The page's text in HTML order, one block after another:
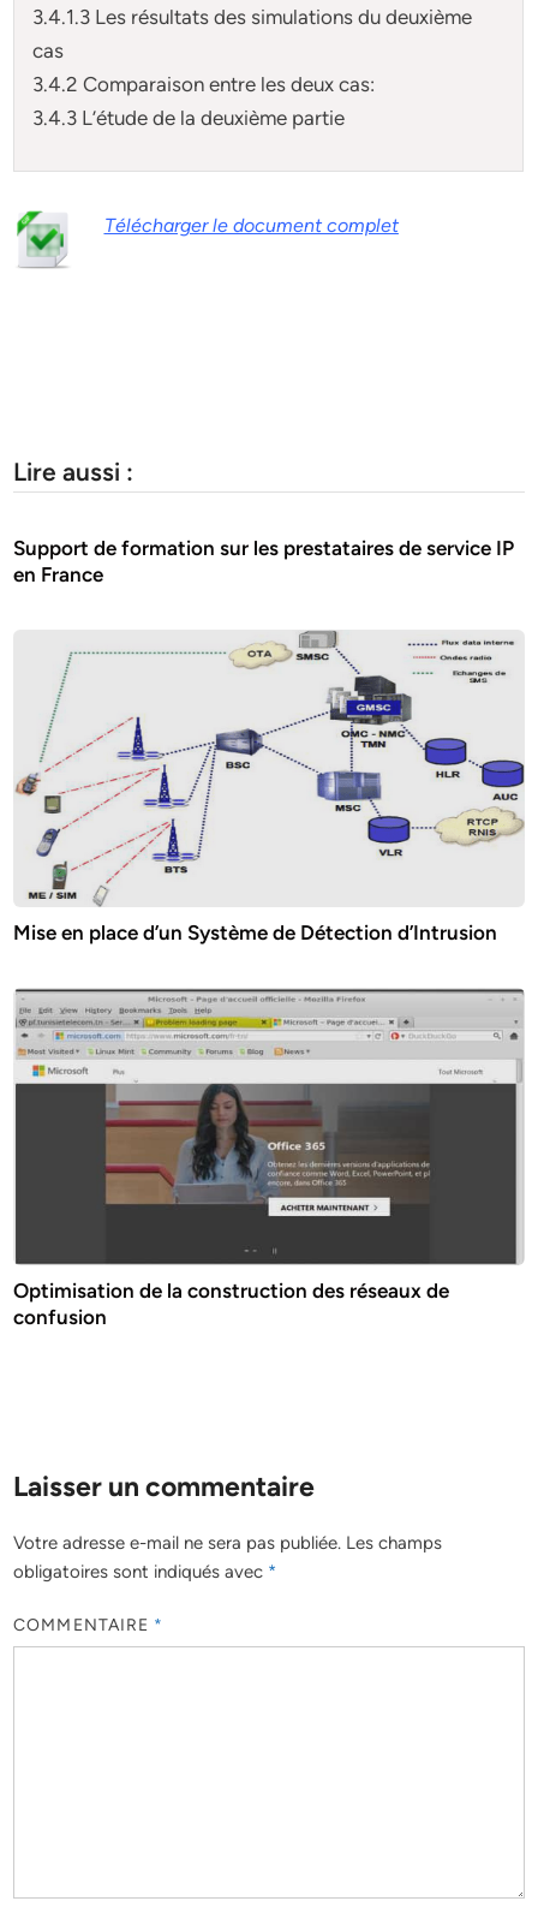
3.4.1.3 Les résultats des simulations du deuxième
cas
3.4.2 Comparaison entre les deux cas:
3.4.3 L’étude de la deuxième partie
Télécharger le document complet
Lire aussi :
Support de formation sur les prestataires de service IP
en France
Mise en place d’un Système de Détection d’Intrusion
Optimisation de la construction des réseaux de
confusion
Laisser un commentaire
Votre adresse e-mail ne sera pas publiée. Les champs
obligatoires sont indiqués avec *
COMMENTAIRE *